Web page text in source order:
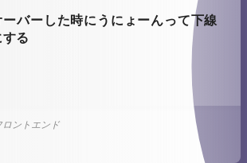
バーした時にうにょーんって下線
る
ントエンド